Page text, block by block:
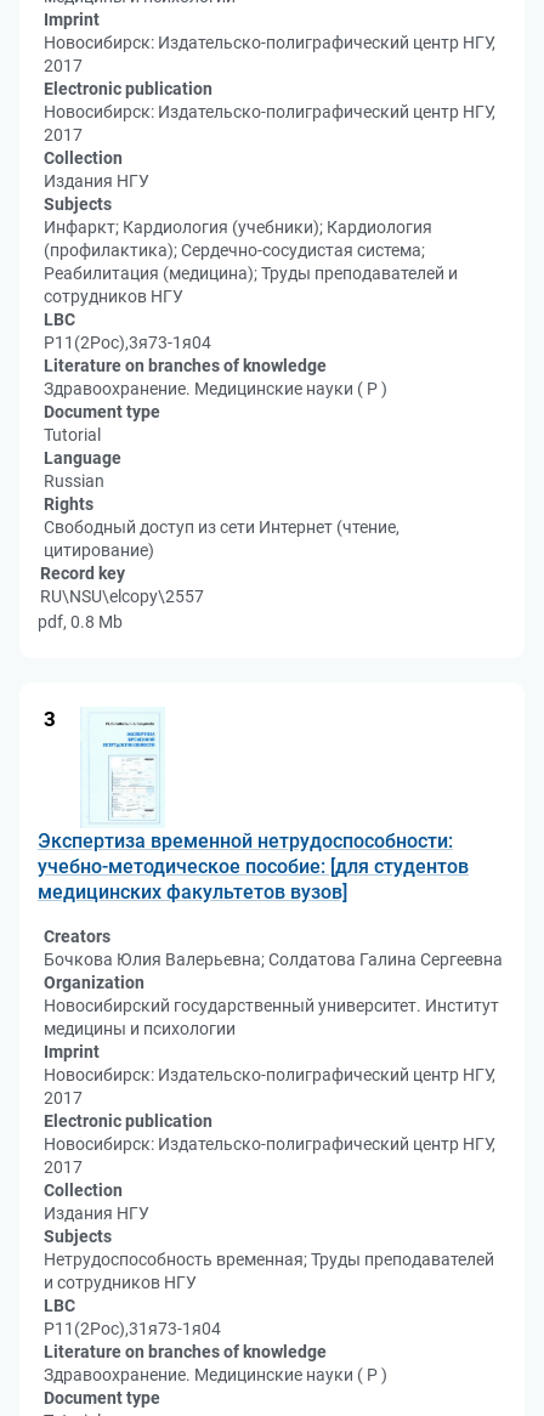
Imprint
Новосибирск: Издательско-полиграфический центр НГУ,
2017
Electronic publication
Новосибирск: Издательско-полиграфический центр НГУ,
2017
Collection
Издания НГУ
Subjects
Инфаркт; Кардиология (учебники); Кардиология
(профилактика); Сердечно-сосудистая система;
Реабилитация (медицина); Труды преподавателей и
сотрудников НГУ
LBC
Р11(2Рос),3я73-1я04
Literature on branches of knowledge
Здравоохранение. Медицинские науки ( Р )
Document type
Tutorial
Language
Russian
Rights
Свободный доступ из сети Интернет (чтение,
цитирование)
Record key
RU\NSU\elcopy\2557
pdf, 0.8 Mb
3
Экспертиза временной нетрудоспособности:
учебно-методическое пособие: [для студентов
медицинских факультетов вузов]
Creators
Бочкова Юлия Валерьевна; Солдатова Галина Сергеевна
Organization
Новосибирский государственный университет. Институт
медицины и психологии
Imprint
Новосибирск: Издательско-полиграфический центр НГУ,
2017
Electronic publication
Новосибирск: Издательско-полиграфический центр НГУ,
2017
Collection
Издания НГУ
Subjects
Нетрудоспособность временная; Труды преподавателей
и сотрудников НГУ
LBC
Р11(2Рос),31я73-1я04
Literature on branches of knowledge
Здравоохранение. Медицинские науки ( Р )
Document type